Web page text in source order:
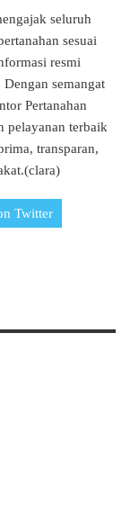
seluruh
sesuai
resmi
semangat
Pertanahan
pelayanan terbaik
transparan,
Twitter